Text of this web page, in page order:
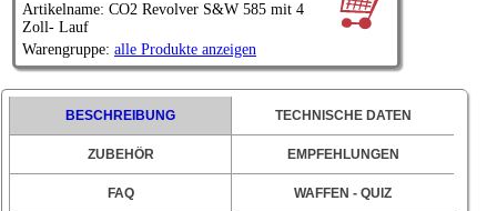
Artikelname: CO2 Revolver S&W 585 mit 4
Zoll- Lauf
Warengruppe: alle Produkte anzeigen
BESCHREIBUNG TECHNISCHE DATEN
ZUBEHÖR EMPFEHLUNGEN
FAQ WAFFEN - QUIZ